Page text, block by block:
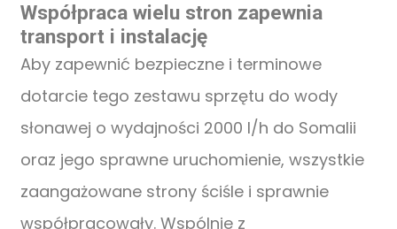
Współpraca wielu stron zapewnia
transport i instalację
Aby zapewnić bezpieczne i terminowe
dotarcie tego zestawu sprzętu do wody
słonawej o wydajności 2000 l/h do Somalii
oraz jego sprawne uruchomienie, wszystkie
zaangażowane strony ściśle i sprawnie
współpracowały. Wspólnie z